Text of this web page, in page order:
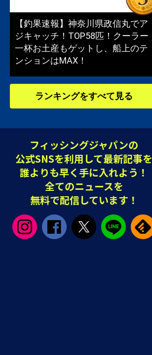
【釣果速報】神奈川県政信丸でア
ジキャッチ！TOP58匹！クーラー
一杯お土産もゲットし、船上のテ
ンションはMAX！
ランキングをすべて見る
フィッシングジャパンの
公式SNSを利用して最新記事を
誰よりも早く手に入れよう！
全てのニュースを
無料で配信しています！